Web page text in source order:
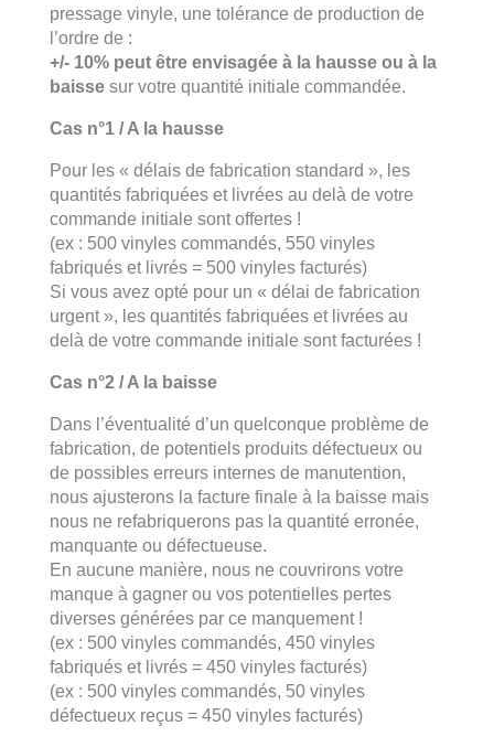
pressage vinyle, une tolérance de production de
l’ordre de :
+/- 10% peut être envisagée à la hausse ou à la
baissesur votre quantité initiale commandée.
Cas n°1 / A la hausse
Pour les « délais de fabrication standard », les
quantités fabriquées et livrées au delà de votre
commande initiale sont offertes !
(ex : 500 vinyles commandés, 550 vinyles
fabriqués et livrés = 500 vinyles facturés)
Si vous avez opté pour un « délai de fabrication
urgent », les quantités fabriquées et livrées au
delà de votre commande initiale sont facturées !
Cas n°2 / A la baisse
Dans l’éventualité d’un quelconque problème de
fabrication, de potentiels produits défectueux ou
de possibles erreurs internes de manutention,
nous ajusterons la facture finale à la baisse mais
nous ne refabriquerons pas la quantité erronée,
manquante ou défectueuse.
En aucune manière, nous ne couvrirons votre
manque à gagner ou vos potentielles pertes
diverses générées par ce manquement !
(ex : 500 vinyles commandés, 450 vinyles
fabriqués et livrés = 450 vinyles facturés)
(ex : 500 vinyles commandés, 50 vinyles
défectueux reçus = 450 vinyles facturés)